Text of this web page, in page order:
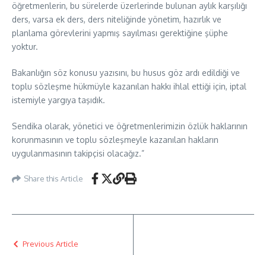
öğretmenlerin, bu sürelerde üzerlerinde bulunan aylık karşılığı
ders, varsa ek ders, ders niteliğinde yönetim, hazırlık ve
planlama görevlerini yapmış sayılması gerektiğine şüphe
yoktur.
Bakanlığın söz konusu yazısını, bu husus göz ardı edildiği ve
toplu sözleşme hükmüyle kazanılan hakkı ihlal ettiği için, iptal
istemiyle yargıya taşıdık.
Sendika olarak, yönetici ve öğretmenlerimizin özlük haklarının
korunmasının ve toplu sözleşmeyle kazanılan hakların
uygulanmasının takipçisi olacağız.”
Share this Article
Previous Article